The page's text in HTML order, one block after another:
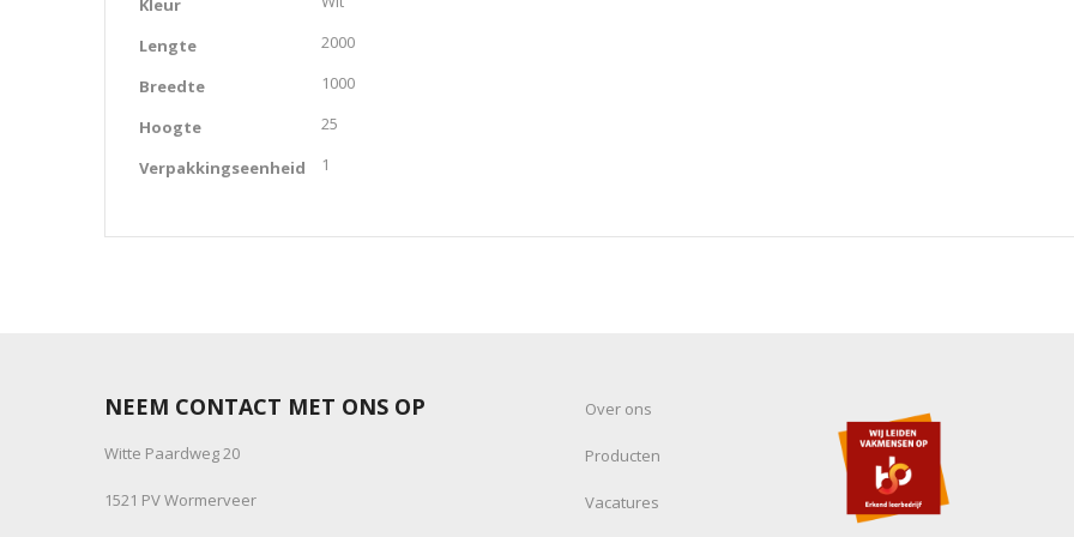
Lengte 2000
Breedte 1000
Hoogte 25
Verpakkingseenheid 1
NEEM CONTACT MET ONS OP
Witte Paardweg 20
1521 PV Wormerveer
Over ons
Producten
Vacatures